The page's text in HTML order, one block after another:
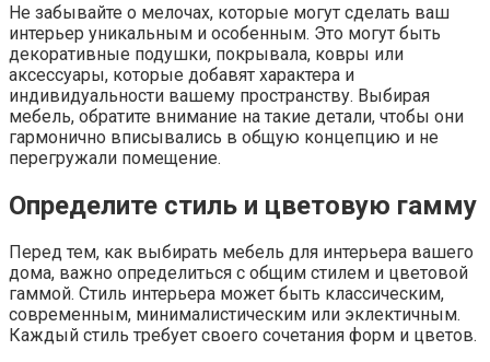
Не забывайте о мелочах, которые могут сделать ваш
интерьер уникальным и особенным. Это могут быть
декоративные подушки, покрывала, ковры или
аксессуары, которые добавят характера и
индивидуальности вашему пространству. Выбирая
мебель, обратите внимание на такие детали, чтобы они
гармонично вписывались в общую концепцию и не
перегружали помещение.
Определите стиль и цветовую гамму
Перед тем, как выбирать мебель для интерьера вашего
дома, важно определиться с общим стилем и цветовой
гаммой. Стиль интерьера может быть классическим,
современным, минималистическим или эклектичным.
Каждый стиль требует своего сочетания форм и цветов.